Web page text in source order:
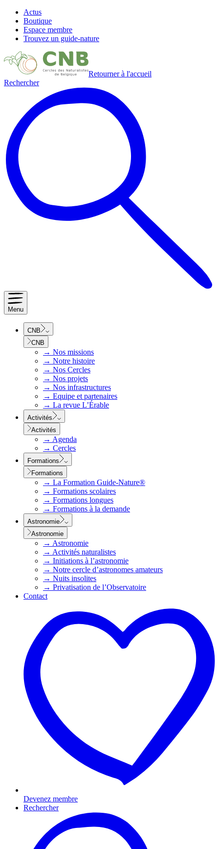
Actus
Boutique
Espace membre
Trouvez un guide-nature
Retourner à l'accueil
Rechercher
Menu
CNB
CNB
→ Nos missions
→ Notre histoire
→ Nos Cercles
→ Nos projets
→ Nos infrastructures
→ Equipe et partenaires
→ La revue L’Érable
Activités
Activités
→ Agenda
→ Cercles
Formations
Formations
→ La Formation Guide-Nature®
→ Formations scolaires
→ Formations longues
→ Formations à la demande
Astronomie
Astronomie
→ Astronomie
→ Activités naturalistes
→ Initiations à l’astronomie
→ Notre cercle d’astronomes amateurs
→ Nuits insolites
→ Privatisation de l’Observatoire
Contact
Devenez membre
Rechercher